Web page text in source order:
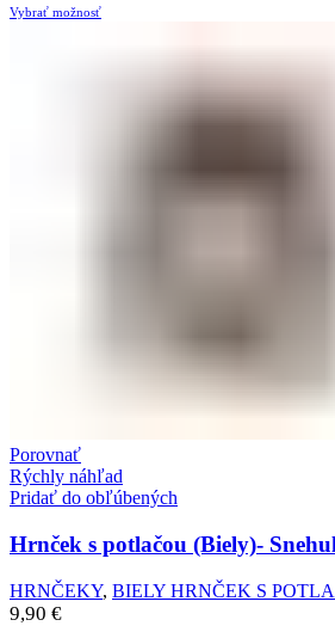
Vybrať možnosť
Porovnať
Rýchly náhľad
Pridať do obľúbených
Hrnček s potlačou (Biely)-
HRNČEKY, BIELY HRNČEK S
9,90 €